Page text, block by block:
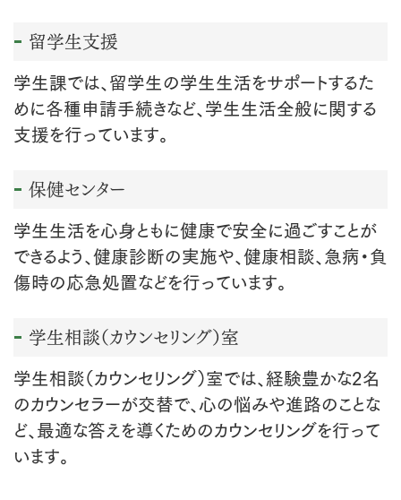
留学生支援
学生課では、留学生の学生生活をサポートするた
めに各種申請手続きなど、学生生活全般に関する
支援を行っています。
保健センター
学生生活を心身ともに健康で安全に過ごすことが
できるよう、健康診断の実施や、健康相談、急病・負
傷時の応急処置などを行っています。
学生相談（カウンセリング）室
学生相談（カウンセリング）室では、経験豊かな2名
のカウンセラーが交替で、心の悩みや進路のことな
ど、最適な答えを導くためのカウンセリングを行って
います。